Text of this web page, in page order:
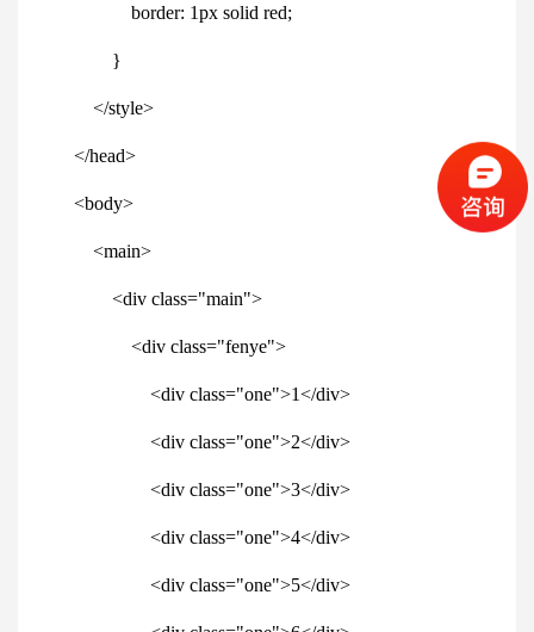
border: 1px solid red;
}
</style>
</head>
<body>
<main>
<div class="main">
<div class="fenye">
<div class="one">1</div>
<div class="one">2</div>
<div class="one">3</div>
<div class="one">4</div>
<div class="one">5</div>